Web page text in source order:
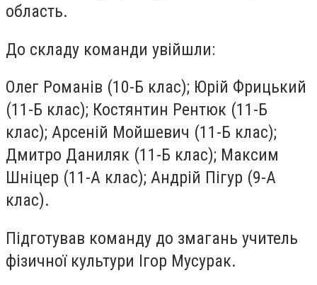
область.
До складу команди увійшли:
Олег Романів (10-Б клас); Юрій Фрицький
(11-Б клас); Костянтин Рентюк (11-Б
клас); Арсеній Мойшевич (11-Б клас);
Дмитро Даниляк (11-Б клас); Максим
Шніцер (11-А клас); Андрій Пігур (9-А
клас).
Підготував команду до змагань учитель
фізичної культури Ігор Мусурак.